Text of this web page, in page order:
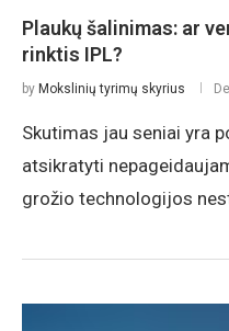
Plaukų šalinimas: ar
rinktis IPL?
by Mokslinių tyrimų skyrius
Skutimas jau seniai yra
atsikratyti
grožio technologijos